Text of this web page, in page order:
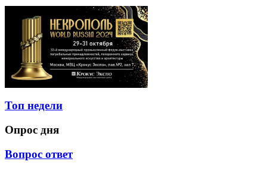
Топ недели
Опрос дня
Вопрос ответ